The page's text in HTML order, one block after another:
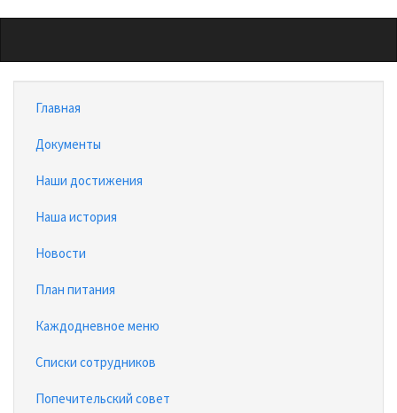
основному
содержанию
Главная
Документы
Наши достижения
Наша история
Новости
План питания
Каждодневное меню
Списки сотрудников
Попечительский совет